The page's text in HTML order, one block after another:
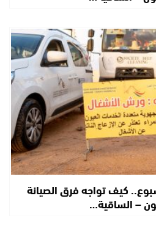
كيف تواجه فرق الصيانة
– الساقية…